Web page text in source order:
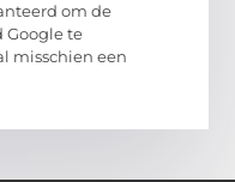
om de
Google te
misschien een